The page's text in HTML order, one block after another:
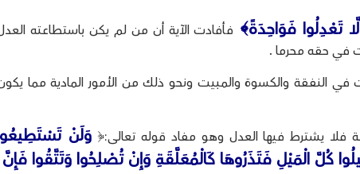
تَعْدِلُوا فَوَاحِدَةً﴾ فأفادت الآية أن من لم يكن باستطاعته
في حقه محرما .
في النفقة والكسوة والمبيت ونحو ذلك من الأمور المادية مما
فلا يشترط فيها العدل وهو مفاد قوله تعالى:﴿وَلَنْ
كُلَّ الْمَيْلِ فَتَذَرُوهَا كَالْمُعَلَّقَةِ وَإِنْ تُصْلِحُوا وَتَتَّقُوا فَإِنَّ